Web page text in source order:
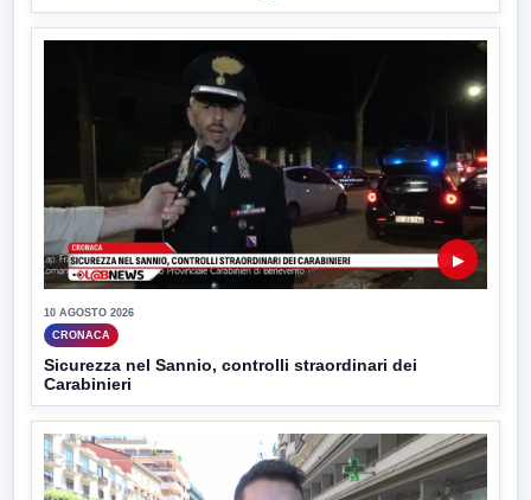
▶
10 AGOSTO 2026
CRONACA
Sicurezza nel Sannio, controlli straordinari dei
Carabinieri